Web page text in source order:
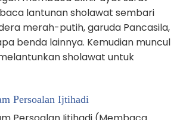
lantunan sholawat sembari
merah-putih, garuda Pancasila,
benda lainnya. Kemudian muncul
sholawat untuk
Persoalan Ijtihadi